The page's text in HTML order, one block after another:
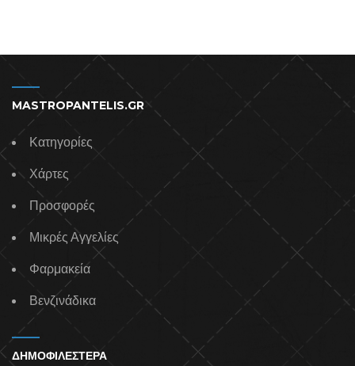
MASTROPANTELIS.GR
Κατηγορίες
Χάρτες
Προσφορές
Μικρές Αγγελίες
Φαρμακεία
Βενζινάδικα
ΔΗΜΟΦΙΛΕΣΤΕΡΑ